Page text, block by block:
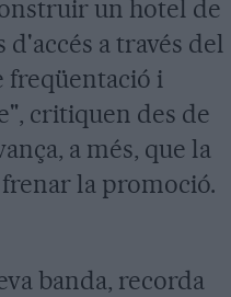
un hotel de
a través del
freqüentació i
critiquen des de
a més, que la
la promoció.
banda, recorda